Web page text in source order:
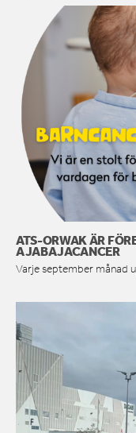
ATS-ORWAK ÄR
AJABAJACANCER
Varje september månad